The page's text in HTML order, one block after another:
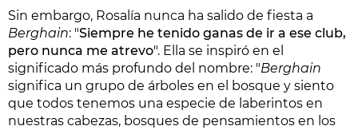
Sin embargo, Rosalía nunca ha salido de fiesta a
Berghain: "Siempre he tenido ganas de ir a ese club,
pero nunca me atrevo". Ella se inspiró en el
significado más profundo del nombre: "Berghain
significa un grupo de árboles en el bosque y siento
que todos tenemos una especie de laberintos en
nuestras cabezas, bosques de pensamientos en los